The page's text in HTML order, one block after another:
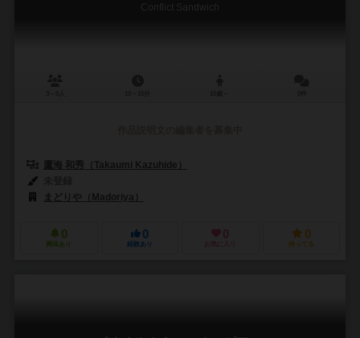
Conflict Sandwich
鷹海 和秀（Takaumi Kazuhide）
まどりや（Madoriya）
0
興味あり
0
経験あり
0
お気に入り
0
持ってる